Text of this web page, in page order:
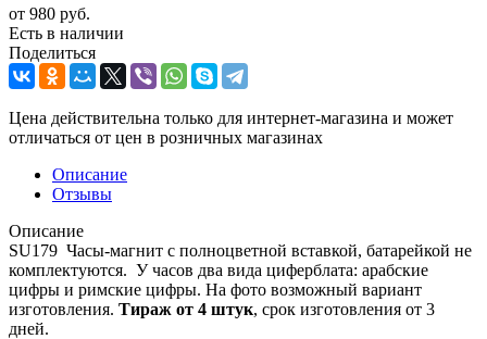
от 980 руб.
Есть в наличии
Поделиться
Цена действительна только для интернет-магазина и может
отличаться от цен в розничных магазинах
Описание
Отзывы
Описание
SU179 Часы-магнит с полноцветной вставкой, батарейкой не
комплектуются. У часов два вида циферблата: арабские
цифры и римские цифры. На фото возможный вариант
изготовления. Тираж от 4 штук, срок изготовления от 3
дней.